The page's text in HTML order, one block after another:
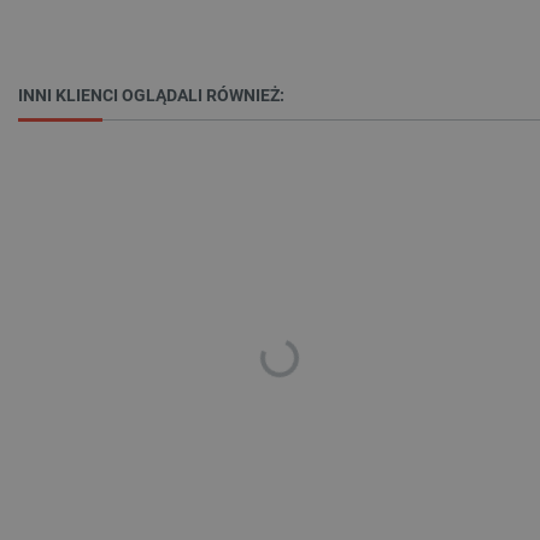
INNI KLIENCI OGLĄDALI RÓWNIEŻ: